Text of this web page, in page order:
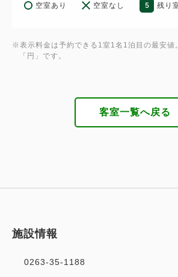
空室あり 空室なし 5 残り
※表示料金は予約できる1室1名1泊目の最安値
「円」です。
客室一覧へ戻る
施設情報
0263-35-1188